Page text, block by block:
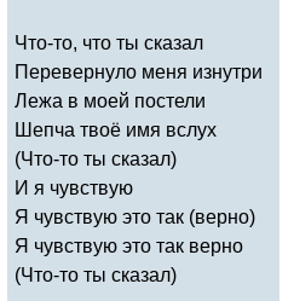
Что-то, что ты сказал
Перевернуло меня изнутри
Лежа в моей постели
Шепча твоё имя вслух
(Что-то ты сказал)
И я чувствую
Я чувствую это так (верно)
Я чувствую это так верно
(Что-то ты сказал)